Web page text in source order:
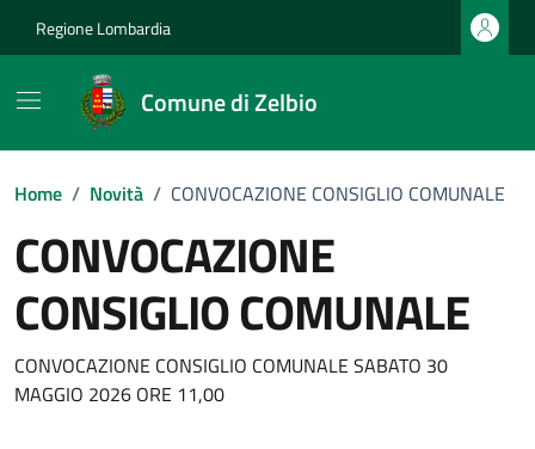
Regione Lombardia
Comune di Zelbio
Home / Novità / CONVOCAZIONE CONSIGLIO COMUNALE
CONVOCAZIONE
CONSIGLIO COMUNALE
Dettagli della notizia
CONVOCAZIONE CONSIGLIO COMUNALE SABATO 30
MAGGIO 2026 ORE 11,00